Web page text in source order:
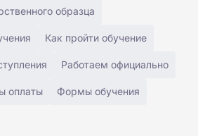
образца
Как пройти обучение
Работаем официально
оплаты Формы обучения